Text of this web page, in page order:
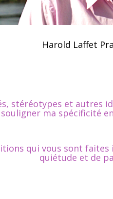
Harold Laffet
stéréotypes et autres
ma spécificité
qui vous sont
quiétude et de